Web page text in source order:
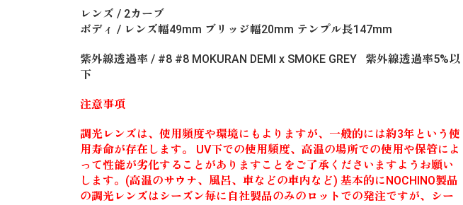
レンズ / 2カーブ
ボディ / レンズ幅49mm ブリッジ幅20mm テンプル長147mm
紫外線透過率 / #8 #8 MOKURAN DEMI x SMOKE GREY 紫外線透過率5%以
下
注意事項
調光レンズは、使用頻度や環境にもよりますが、一般的には約3年という使
用寿命が存在します。 UV下での使用頻度、高温の場所での使用や保管によ
って性能が劣化することがありますことをご了承くださいますようお願い
します。(高温のサウナ、風呂、車などの車内など) 基本的にNOCHINO製品
の調光レンズはシーズン毎に自社製品のみのロットでの発注ですが、シー